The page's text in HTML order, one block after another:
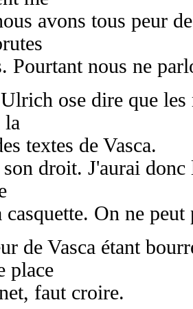
avons tous peur
Pourtant nous ne
ose dire que les
la
textes de Vasca.
droit. J'aurai
casquette. On ne
de Vasca étant
place
faut croire.